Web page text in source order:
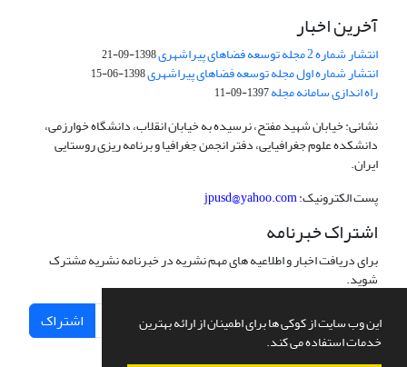
این وب سایت از کوکی ها برای اطمینان از ارائه بهترین
خدمات استفاده می کند.
آخرین اخبار
انتشار شماره 2 مجله توسعه فضاهای پیراشهری 1398-09-21
انتشار شماره اول مجله توسعه فضاهای پیراشهری1398-06-15
راه اندازی سامانه مجله1397-09-11
نشانی: خیابان شهید مفتح، نرسیده به خیابان انقلاب، دانشگاه خوارزمی،
دانشکده علوم جغرافیایی، دفتر انجمن جغرافیا و برنامه ریزی روستایی
ایران.
پست الکترونیک:jpusd@yahoo.com
اشتراک خبرنامه
برای دریافت اخبار و اطلاعیه های مهم نشریه در خبرنامه نشریه مشترک
شوید.
اشتراک